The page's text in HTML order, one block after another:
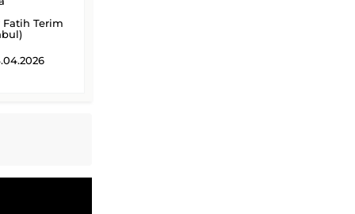
Fatih Terim